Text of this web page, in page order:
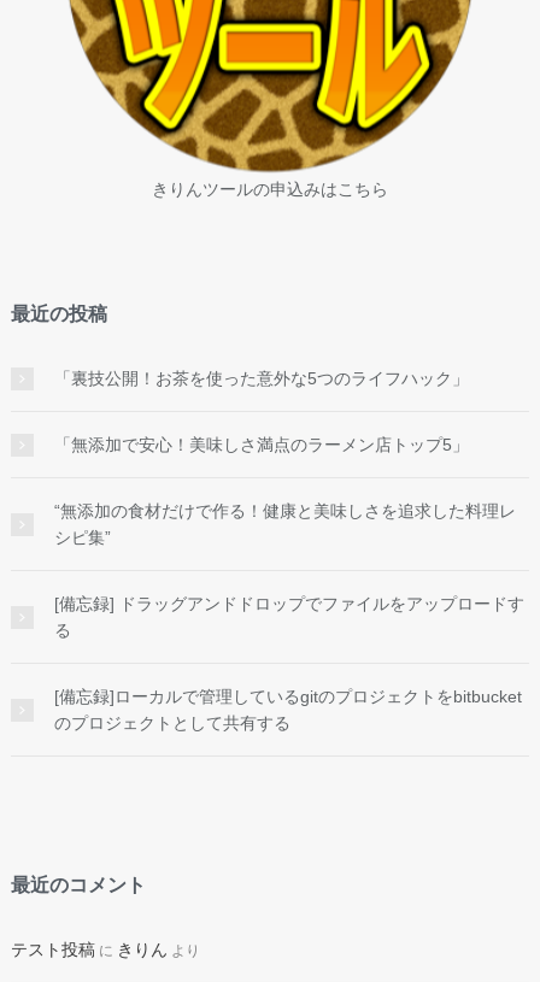
きりんツールの申込みはこちら
最近の投稿
「裏技公開！お茶を使った意外な5つのライフハック」
「無添加で安心！美味しさ満点のラーメン店トップ5」
“無添加の食材だけで作る！健康と美味しさを追求した料理レ
シピ集”
[備忘録] ドラッグアンドドロップでファイルをアップロードす
る
[備忘録]ローカルで管理しているgitのプロジェクトをbitbucket
のプロジェクトとして共有する
最近のコメント
テスト投稿 に きりん より